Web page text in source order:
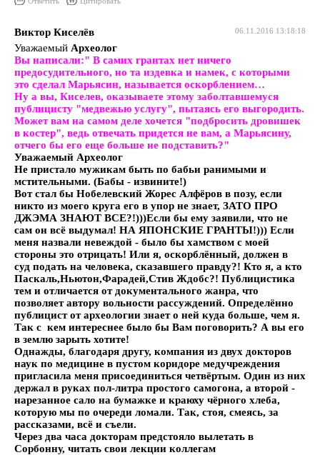
06.11.2016 13:18:18
Виктор Киселёв
Уважаемый Археолог
Вы написали:" В самих грантах нет ничего
предосудительного, но та издевка и намек, с которыми
это сделал Марьясин, называется оскорблением…
Ну а вы, Киселев, оказываете этому заболтавшемуся
публицисту "медвежью услугу", пытаясь его выгородить.
Может вам на самом деле хочется "подбросить дровишек
в костер", ведь отвечать придется не вам, а Марьясину,
отчего бы его еще больше не подставить?"
Уважаемый Археолог
Не пристало мужикам быть по бабьи ранимыми и
мстительными. (Бабы - извините!)
Вот стал бы Нобелевский Жорес Алфёров в позу, если
никто из моего круга его в упор не знает, ЗАТО ПРО
ДЖЭМА ЗНАЮТ ВСЕ?!)))Если бы ему заявили, что не
сам он всё выдумал! НА ЯПОНСКИЕ ГРАНТЫ!))) Если
меня назвали невеждой - было бы хамством с моей
стороны это отрицать! Или я, оскорблённый, должен в
суд подать на человека, сказавшего правду?! Кто я, а кто
Паскаль,Ньютон,Фарадей,Стив Ждобс?! Публицистика
тем и отличается от документального жанра, что
позволяет автору вольности рассуждений. Определённо
публицист от археологии знает о ней куда больше, чем я.
Так с кем интереснее было бы Вам поговорить? А вы его
в землю зарыть хотите!
Однажды, благодаря другу, компания из двух докторов
наук по медицине в пустом коридоре медучреждения
пригласила меня присоединиться четвёртым. Один из них
держал в руках пол-литра простого самогона, а второй -
нарезанное сало на бумажке и краюху чёрного хлеба,
которую мы по очереди ломали. Так, стоя, смеясь, за
рассказами, всё и съели.
Через два часа докторам предстояло вылетать в
Сорбонну, читать свои лекции коллегам